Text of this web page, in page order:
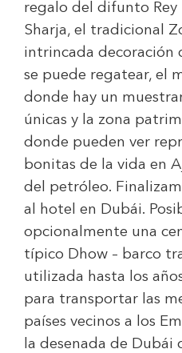
regalo del difunto Rey
Sharja, el tradicional
intrincada decoración
se puede regatear, el
donde hay un
únicas y la zona
donde pueden ver
bonitas de la vida en
del petróleo.
al hotel en Dubái.
opcionalmente una
típico Dhow – barco
utilizada hasta los
para transportar las
países vecinos a los
la desenada de Dubái